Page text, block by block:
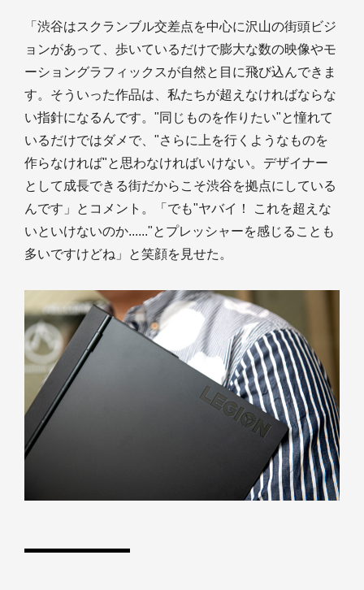
「渋谷はスクランブル交差点を中心に沢山の街頭ビジ
ョンがあって、歩いているだけで膨大な数の映像やモ
ーショングラフィックスが自然と目に飛び込んできま
す。そういった作品は、私たちが超えなければならな
い指針になるんです。"同じものを作りたい"と憧れて
いるだけではダメで、"さらに上を行くようなものを
作らなければ"と思わなければいけない。デザイナー
として成長できる街だからこそ渋谷を拠点にしている
んです」とコメント。「でも"ヤバイ！ これを超えな
いといけないのか......"とプレッシャーを感じることも
多いですけどね」と笑顔を見せた。